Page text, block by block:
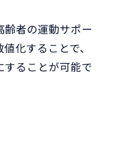
齢者の運動サポー
化することで、
することが可能で